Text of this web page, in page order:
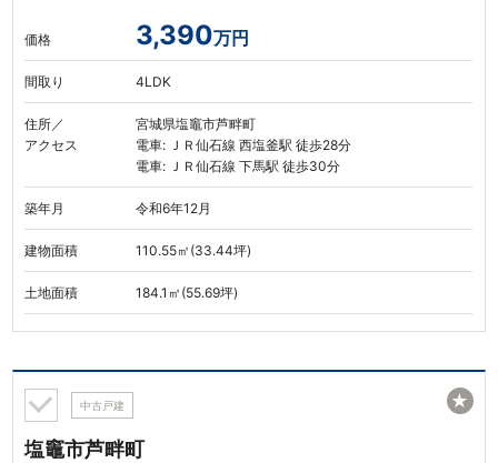
価格 3,390万円
間取り 4LDK
住所／
アクセス
宮城県塩竈市芦畔町
電車: ＪＲ仙石線 西塩釜駅 徒歩28分
電車: ＪＲ仙石線 下馬駅 徒歩30分
築年月 令和6年12月
建物面積 110.55㎡(33.44坪)
土地面積 184.1㎡(55.69坪)
中古戸建
塩竈市芦畔町
★